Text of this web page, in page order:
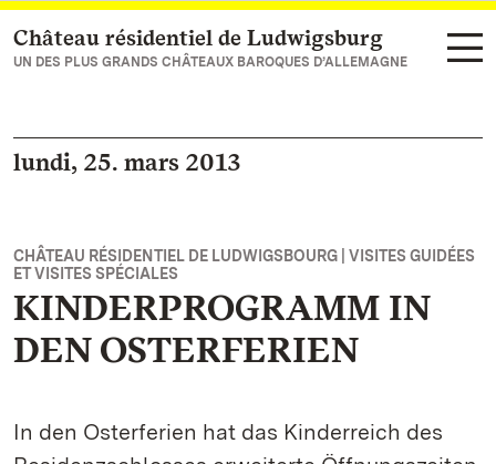
Vers la page d’accueil
Château résidentiel de Ludwigsburg
UN DES PLUS GRANDS CHÂTEAUX BAROQUES D’ALLEMAGNE
lundi, 25. mars 2013
CHÂTEAU RÉSIDENTIEL DE LUDWIGSBOURG | VISITES GUIDÉES
ET VISITES SPÉCIALES
KINDERPROGRAMM IN
DEN OSTERFERIEN
In den Osterferien hat das Kinderreich des